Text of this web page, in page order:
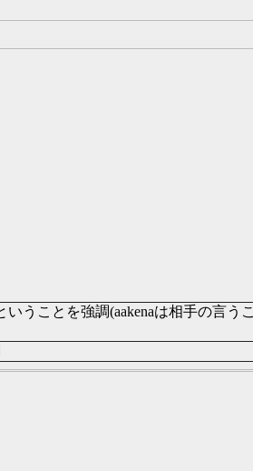
うことを強調(aakenaは相手の言うこ